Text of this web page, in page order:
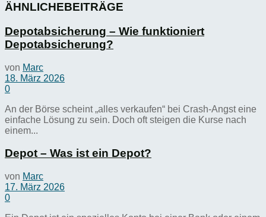
ÄHNLICHEBEITRÄGE
Depotabsicherung – Wie funktioniert
Depotabsicherung?
von Marc
18. März 2026
0
An der Börse scheint „alles verkaufen“ bei Crash-Angst eine
einfache Lösung zu sein. Doch oft steigen die Kurse nach
einem...
Depot – Was ist ein Depot?
von Marc
17. März 2026
0